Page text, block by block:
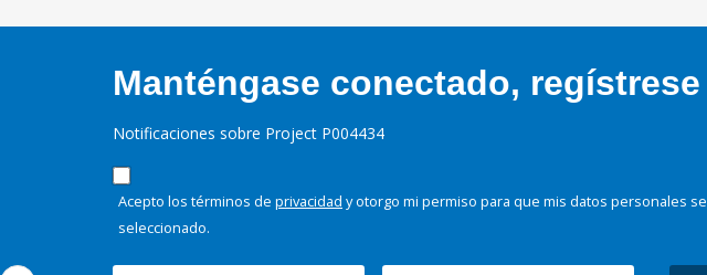
Manténgase conectado,
Notificaciones sobre Project P004434
Acepto los términos de privacidad y otorgo mi permiso para que mis datos personales
seleccionado.